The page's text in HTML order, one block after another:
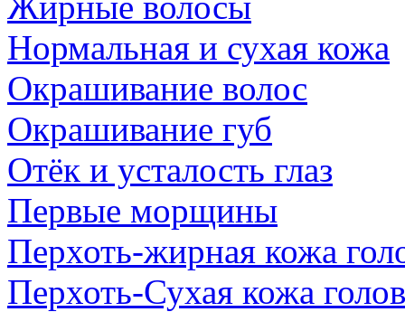
Нормальная и сухая кожа
Окрашивание волос
Окрашивание губ
Отёк и усталость глаз
Первые морщины
Перхоть-жирная кожа
Перхоть-Сухая кожа